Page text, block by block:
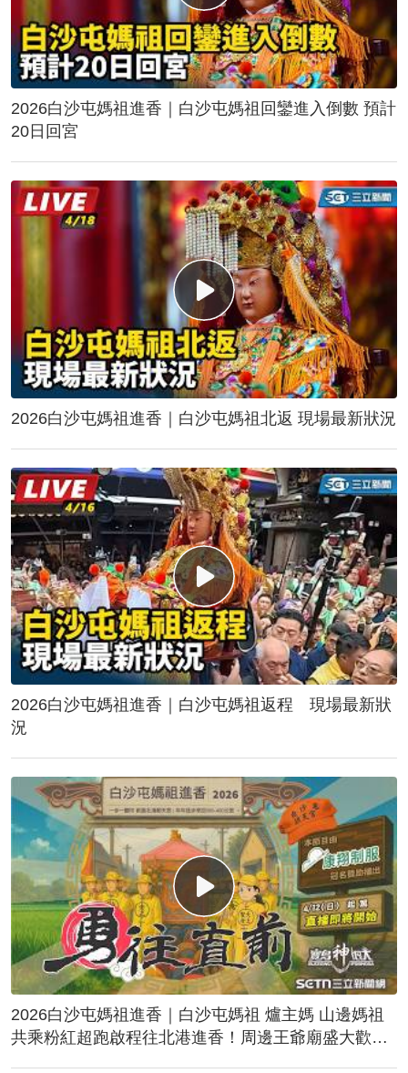
2026白沙屯媽祖進香｜白沙屯媽祖回鑾進入倒數 預計
20日回宮
2026白沙屯媽祖進香｜白沙屯媽祖北返 現場最新狀況
2026白沙屯媽祖進香｜白沙屯媽祖返程 現場最新狀
況
2026白沙屯媽祖進香｜白沙屯媽祖 爐主媽 山邊媽祖
共乘粉紅超跑啟程往北港進香！周邊王爺廟盛大歡